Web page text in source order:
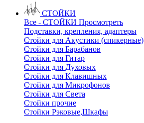
СТОЙКИ
Все - СТОЙКИ Просмотреть
Подставки, крепления, адаптеры
Стойки для Акустики (спикерные)
Стойки для Барабанов
Стойки для Гитар
Стойки для Духовых
Стойки для Клавишных
Стойки для Микрофонов
Стойки для Света
Стойки прочие
Стойки Рэковые,Шкафы